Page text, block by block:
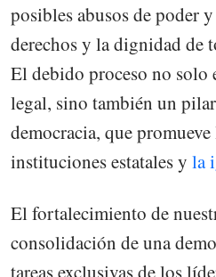
posibles abusos de poder
derechos y la dignidad de
El debido proceso no solo
legal, sino también un
democracia, que
instituciones estatales y la
El fortalecimiento de
consolidación de una
tareas exclusivas de los